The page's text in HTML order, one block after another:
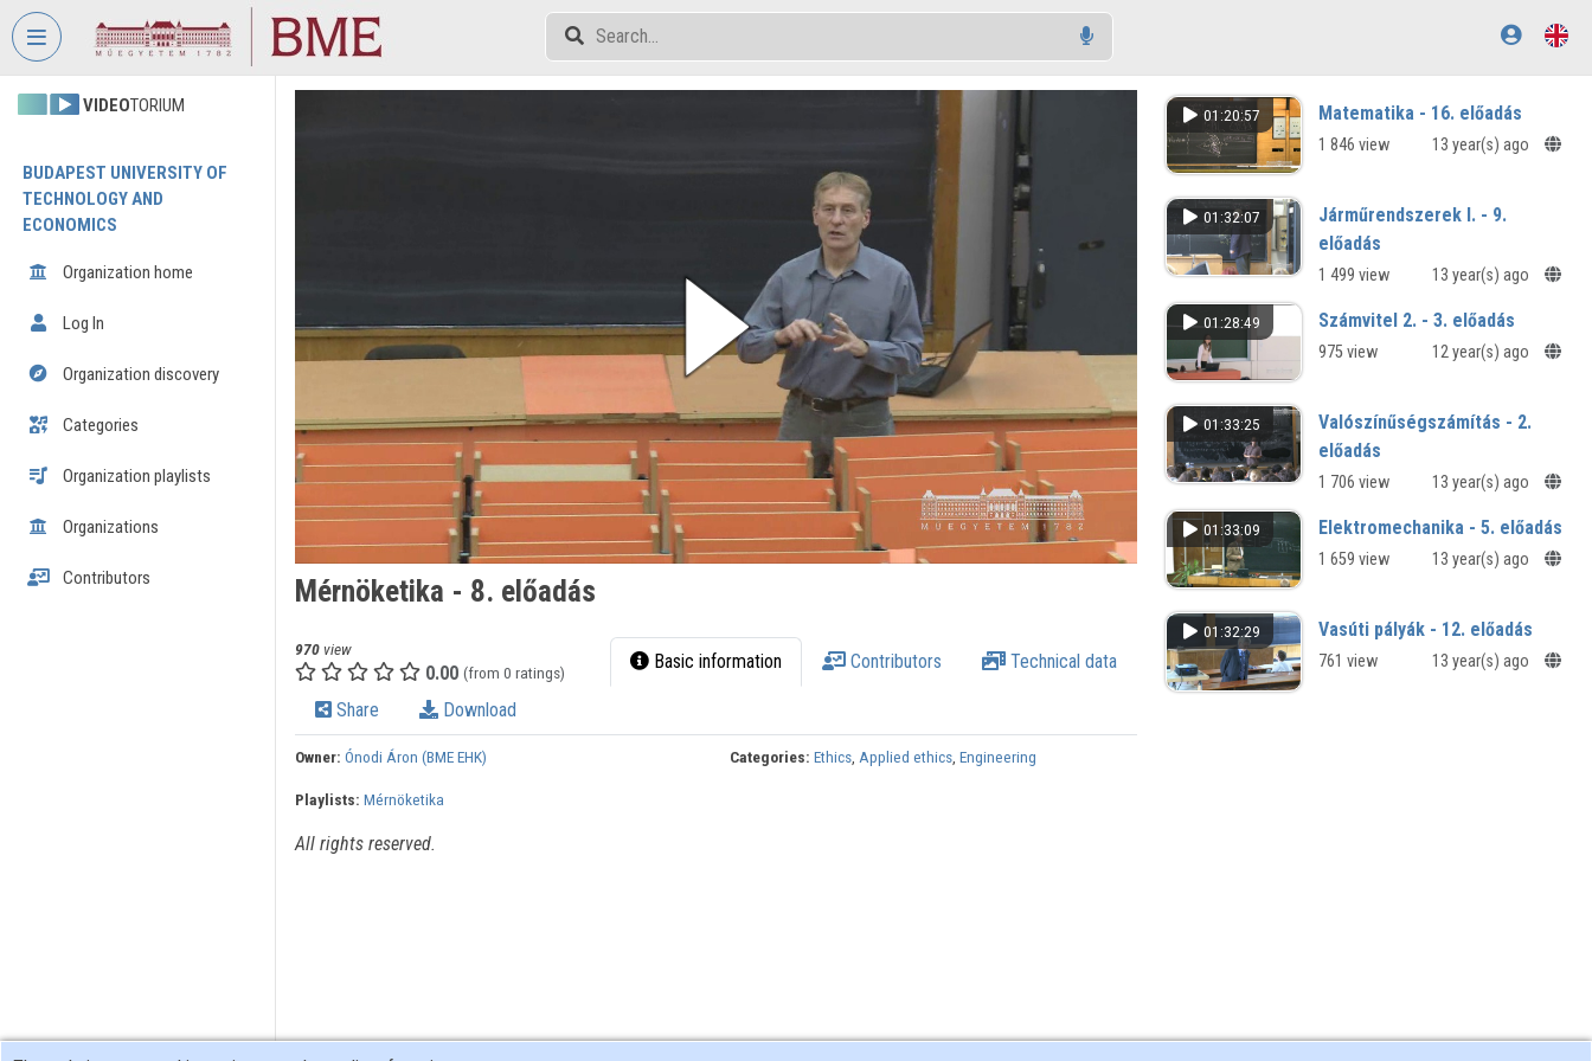
Skip header Skip menu
VIDEOTORIUM
BUDAPEST UNIVERSITY OF
TECHNOLOGY AND
ECONOMICS
Organization home
Log In
Organization discovery
Categories
Organization playlists
Organizations
Contributors Mérnöketika - 8. előadás
970view
0.00 (from 0 ratings) Basic information Contributors Technical data
Share Download
Owner: Ónodi Áron (BME EHK) Categories: Ethics,Applied ethics,Engineering
Playlists: Mérnöketika
All rights reserved.
01:20:57 Matematika - 16. előadás
1 846 view 13 year(s) ago
01:32:07
Járműrendszerek I. - 9.
előadás
1 499 view 13 year(s) ago
01:28:49 Számvitel 2. - 3. előadás
975 view 12 year(s) ago
01:33:25
Valószínűségszámítás - 2.
előadás
1 706 view 13 year(s) ago
01:33:09 Elektromechanika - 5. előadás
1 659 view 13 year(s) ago
01:32:29 Vasúti pályák - 12. előadás
761 view 13 year(s) ago